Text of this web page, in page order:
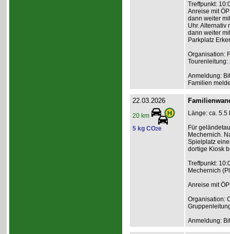
Treffpunkt:
Anreise mit
dann weiter
Uhr. Alternativ
dann weiter
Parkplatz
Organisation:
Tourenleitung:
Anmeldung:
Familien
22.03.2026
20 km
5 kg CO2e
Länge: ca. 5.5
Für
Mechernich.
Spielplatz
dortige Kiosk
Treffpunkt:
Mechernich
Anreise mit
Organisation:
Anmeldung: